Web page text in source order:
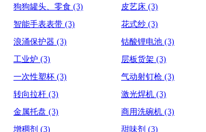
狗狗罐头、零食 (3) 皮艺床 (3)
智能手表表带 (3) 花式纱 (3)
浪涌保护器 (3) 钴酸锂电池 (3)
工业炉 (3) 层板货架 (3)
一次性塑杯 (3) 气动射钉枪 (3)
转向拉杆 (3) 激光焊机 (3)
金属托盘 (3) 商用洗碗机 (3)
增稠剂 (3) 甜味剂 (3)